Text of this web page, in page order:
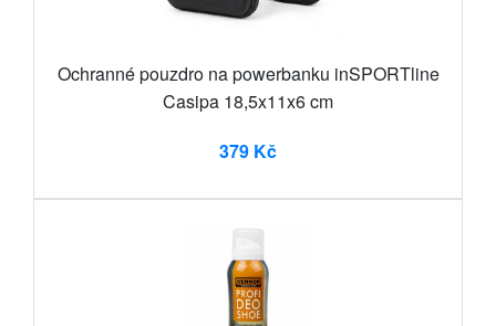
Ochranné pouzdro na powerbanku inSPORTline
Casipa 18,5x11x6 cm
379 Kč